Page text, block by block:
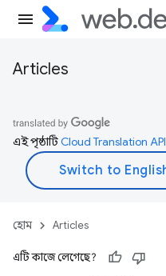
Articles
এই পৃষ্ঠাটিCloud Translation API
হোম Articles
এটি কাজে লেগেছে?